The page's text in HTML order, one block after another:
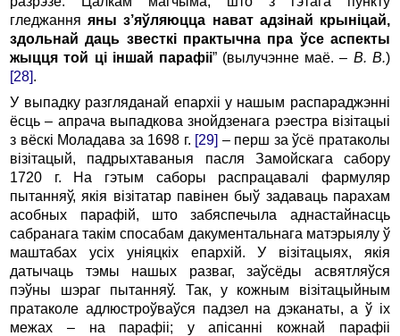
гледжанняяны з’яўляюцца нават адзінай крыніцай,
здольнай даць звесткі практычна пра ўсе аспекты
жыцця той ці іншай парафіі” (вылучэнне маё. – В. В.)
[28].
У выпадку разгляданай епархіі у нашым распараджэнні
ёсць – апрача выпадкова знойдзенага рэестра візітацыі
з вёскі Моладава за 1698 г. [29] – перш за ўсё пратаколы
візітацый, падрыхтаваныя пасля Замойскага сабору
1720 г. На гэтым саборы распрацавалі фармуляр
пытанняў, якія візітатар павінен быў задаваць парахам
асобных парафій, што забяспечыла аднастайнасць
сабранага такім спосабам дакументальнага матэрыялу ў
маштабах усіх уніяцкіх епархій. У візітацыях, якія
датычаць тэмы нашых разваг, заўсёды асвятляўся
пэўны шэраг пытанняў. Так, у кожным візітацыйным
пратаколе адлюстроўваўся падзел на дэканаты, а ў іх
межах – на парафіі; у апісанні кожнай парафіі